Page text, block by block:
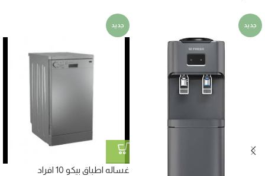
جديد جديد
غساله اطباق بيكو 10 افراد